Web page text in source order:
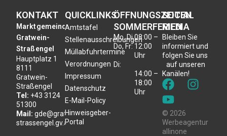
KONTAKT
Marktgemeinde
Gratwein-
Straßengel
Hauptplatz 1
8111
Gratwein-
Straßengel
Tel: +43 3124
51300
Mail: gde@gratwein-
strassengel.gv.at
QUICKLINKS
Amtstafel
Stellenausschreibungen
Müllabfuhrtermine
Verordnungen
Impressum
Datenschutz
E-Mail-Policy
Hinweisgeber-
Portal
ÖFFNUNGSZEITEN
SOMMERFERIEN
Mo, Di,
Do, Fr:
Di:
08:00 –
12:00
Uhr
14:00 –
18:00
Uhr
SOCIAL
MEDIA
Bleiben Sie
informiert und
folgen Sie uns
auf unseren
Kanälen!
© 2026
Werbeagentur
allinone